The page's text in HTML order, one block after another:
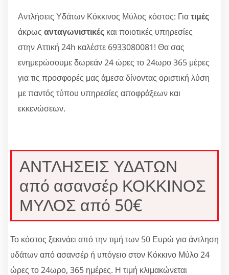
Αντλήσεις Υδάτων Κόκκινος Μύλος κόστος: Γιατιμές
άκρως ανταγωνιστικές και ποιοτικές υπηρεσίες
στην Αττική 24h καλέστε 6933080081! Θα σας
ενημερώσουμε δωρεάν 24 ώρες το 24ωρο 365 μέρες
για τις προσφορές μας άμεσα δίνοντας οριστική λύση
με παντός τύπου υπηρεσίες αποφράξεων και
εκκενώσεων.
ΑΝΤΛΗΣΕΙΣ ΥΔΑΤΩΝ
από ασανσέρ ΚΟΚΚΙΝΟΣ
ΜΥΛΟΣ από 50€
Το κόστος ξεκινάει από την τιμή των 50 Ευρώ για άντληση
υδάτων από ασανσέρ ή υπόγειο στον Κόκκινο Μύλο 24
ώρες το 24ωρο, 365 ημέρες. Η τιμή κλιμακώνεται